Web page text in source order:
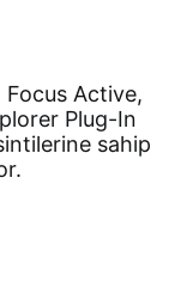
Focus Active,
Plug-In
sahip